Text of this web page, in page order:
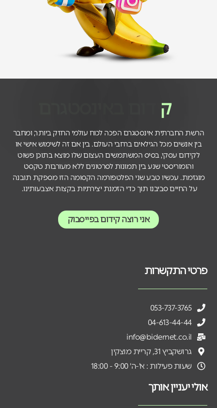
ק
הרשת החברתית אינסטגרם הפכה לכוח עולמי החזק ביותר, ומחבר
בין אנשים מכל הגילאים ברחבי העולם. בין אם זה לשימוש אישי או
לקידום עסקי, בסיס המשתמשים העצום שלו מוצא בתוכן פשוט
והומוריסטי שנע בין תמונות לסרטונים ללא מעורבות טקסט
מוגזמת. עכשיו טבע שני הפלטפורמה הקסומה הזו מספקת תובנה
על החיים סביבנו תוך כדי הזמנת יצירתיות בקצות אצבעותינו.
אני רוצה קידום בפייסבוק
פרטי התקשרות
053-737-3765
04-613-44-44
info@bidernet.co.il
גרושקביץ 31, קריית מוצקין
שעות פעילות : א'-ה' 9:00 - 18:00
אולי יעניין אותך